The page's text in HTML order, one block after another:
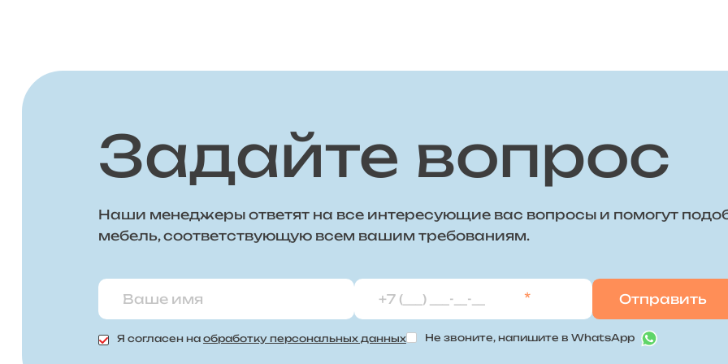
Задайте вопрос
Наши менеджеры ответят на все интересующие вас вопросы и помогут
мебель, соответствующую всем вашим требованиям.
*
Я согласен на обработку персональных данных Не звоните, напишите в WhatsApp